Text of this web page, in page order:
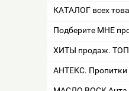
КАТАЛОГ всех
Подберите МНЕ
ХИТЫ продаж. ТОП
АНТЕКС. Пропитки